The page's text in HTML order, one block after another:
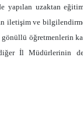
uzaktan eğitim
iletişim ve
öğretmenlerin
İl Müdürlerinin